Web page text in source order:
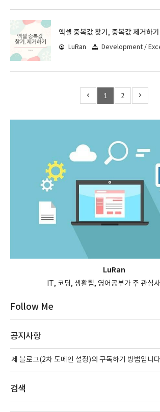
엑셀 중복값 찾기, 중복값 제거하기
LuRan Development /
1 2
LuRan
IT, 코딩, 생활팁, 영어공부가 주 관심
Follow Me
공지사항
제 블로그(2차 도메인 설정)의 구독하기 방법입니다
검색